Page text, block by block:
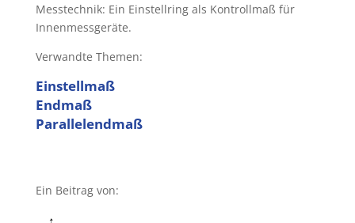
Messtechnik: Ein Einstellring als Kontrollmaß für
Innenmessgeräte.
Verwandte Themen:
Einstellmaß
Endmaß
Parallelendmaß
Ein Beitrag von: